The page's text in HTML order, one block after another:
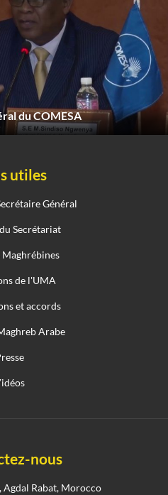
du COMESA
utiles
Général
Secrétariat
Maghrébines
de l'UMA
et accords
Arabe
nous
Agdal Rabat, Morocco